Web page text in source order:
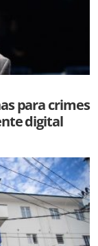
para crimes
digital